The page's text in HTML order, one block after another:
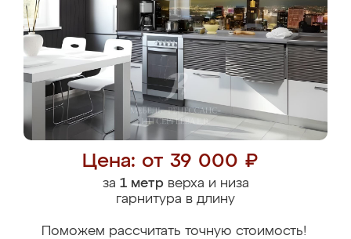
Цена: от 39 000 ₽
за 1 метрверха и низа
гарнитура в длину
Поможем рассчитать точную стоимость!